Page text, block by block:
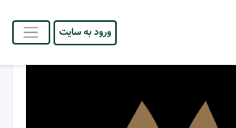
ورود به سایت